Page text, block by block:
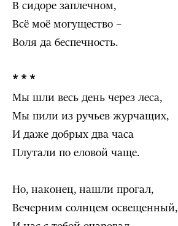
В сидоре заплечном,
Всё моё могущество –
Воля да беспечность.
* * *
Мы шли весь день через леса,
Мы пили из ручьев журчащих,
И даже добрых два часа
Плутали по еловой чаще.
Но, наконец, нашли прогал,
Вечерним солнцем освещенный,